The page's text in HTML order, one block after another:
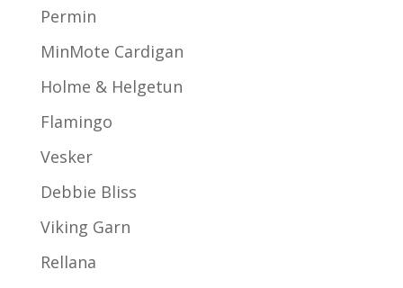
Permin
MinMote Cardigan
Holme & Helgetun
Flamingo
Vesker
Debbie Bliss
Viking Garn
Rellana